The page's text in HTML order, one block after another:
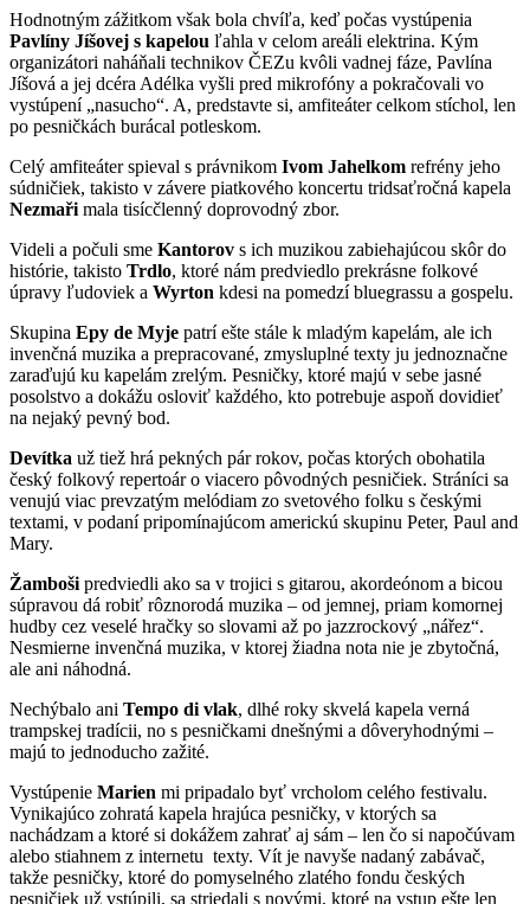
Hodnotným zážitkom však bola chvíľa, keď počas vystúpenia
Pavlíny Jíšovej s kapelou ľahla v celom areáli elektrina. Kým
organizátori naháňali technikov ČEZu kvôli vadnej fáze, Pavlína
Jíšová a jej dcéra Adélka vyšli pred mikrofóny a pokračovali vo
vystúpení „nasucho“. A, predstavte si, amfiteáter celkom stíchol, len
po pesničkách burácal potleskom.
Celý amfiteáter spieval s právnikom Ivom Jahelkom refrény jeho
súdničiek, takisto v závere piatkového koncertu tridsaťročná kapela
Nezmaři mala tisícčlenný doprovodný zbor.
Videli a počuli sme Kantorov s ich muzikou zabiehajúcou skôr do
histórie, takisto Trdlo, ktoré nám predviedlo prekrásne folkové
úpravy ľudoviek a Wyrton kdesi na pomedzí bluegrassu a gospelu.
Skupina Epy de Myje patrí ešte stále k mladým kapelám, ale ich
invenčná muzika a prepracované, zmysluplné texty ju jednoznačne
zaraďujú ku kapelám zrelým. Pesničky, ktoré majú v sebe jasné
posolstvo a dokážu osloviť každého, kto potrebuje aspoň dovidieť
na nejaký pevný bod.
Devítka už tiež hrá pekných pár rokov, počas ktorých obohatila
český folkový repertoár o viacero pôvodných pesničiek. Stráníci sa
venujú viac prevzatým melódiam zo svetového folku s českými
textami, v podaní pripomínajúcom americkú skupinu Peter, Paul and
Mary.
Žamboši predviedli ako sa v trojici s gitarou, akordeónom a bicou
súpravou dá robiť rôznorodá muzika – od jemnej, priam komornej
hudby cez veselé hračky so slovami až po jazzrockový „nářez“.
Nesmierne invenčná muzika, v ktorej žiadna nota nie je zbytočná,
ale ani náhodná.
Nechýbalo ani Tempo di vlak, dlhé roky skvelá kapela verná
trampskej tradícii, no s pesničkami dnešnými a dôveryhodnými –
majú to jednoducho zažité.
Vystúpenie Marien mi pripadalo byť vrcholom celého festivalu.
Vynikajúco zohratá kapela hrajúca pesničky, v ktorých sa
nachádzam a ktoré si dokážem zahrať aj sám – len čo si napočúvam
alebo stiahnem z internetu texty. Vít je navyše nadaný zabávač,
takže pesničky, ktoré do pomyselného zlatého fondu českých
pesničiek už vstúpili, sa striedali s novými, ktoré na vstup ešte len